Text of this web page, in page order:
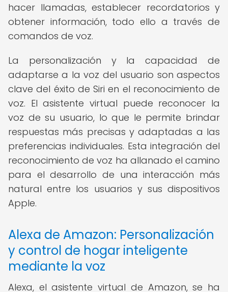
hacer llamadas, establecer recordatorios y
obtener información, todo ello a través de
comandos de voz.
La personalización y la capacidad de
adaptarse a la voz del usuario son aspectos
clave del éxito de Siri en el reconocimiento de
voz. El asistente virtual puede reconocer la
voz de su usuario, lo que le permite brindar
respuestas más precisas y adaptadas a las
preferencias individuales. Esta integración del
reconocimiento de voz ha allanado el camino
para el desarrollo de una interacción más
natural entre los usuarios y sus dispositivos
Apple.
Alexa de Amazon: Personalización
y control de hogar inteligente
mediante la voz
Alexa, el asistente virtual de Amazon, se ha